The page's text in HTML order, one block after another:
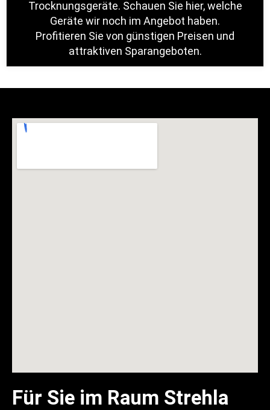
Trocknungsgeräte. Schauen Sie hier, welche
Geräte wir noch im Angebot haben.
Profitieren Sie von günstigen Preisen und
attraktiven Sparangeboten.
Für Sie im Raum Strehla